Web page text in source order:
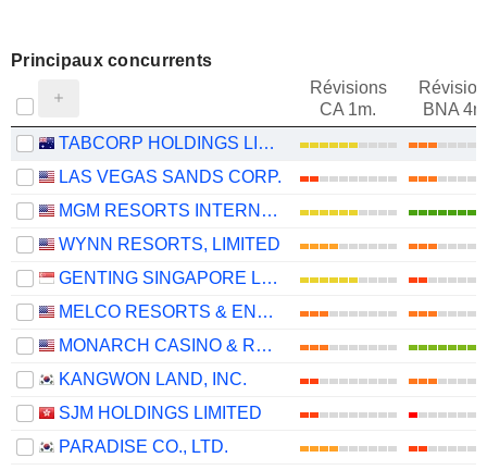
Principaux concurrents
Révisions
CA 1m.
BNA
TABCORP HOLDINGS LIMITED
LAS VEGAS SANDS CORP.
MGM RESORTS INTERNATIONAL
WYNN RESORTS, LIMITED
GENTING SINGAPORE LIMITED
MELCO RESORTS & ENTERTAINMENT LIMITED
MONARCH CASINO & RESORT, INC.
KANGWON LAND, INC.
SJM HOLDINGS LIMITED
PARADISE CO., LTD.